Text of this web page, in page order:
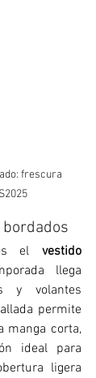
frescura
el vestido
llega
y volantes
permite
manga corta,
ideal para
ligera